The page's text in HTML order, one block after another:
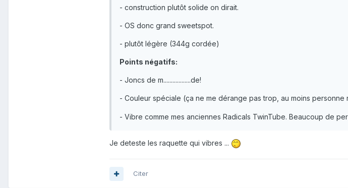
- construction plutôt solide on dirait.
- OS donc grand sweetspot.
- plutôt légère (344g cordée)
Points négatifs:
- Joncs de m..................de!
- Couleur spéciale (ça ne me dérange pas trop, au moins personne
- Vibre comme mes anciennes Radicals TwinTube. Beaucoup de
Je deteste les raquette qui vibres ...
Citer